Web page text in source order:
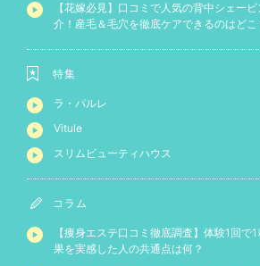
【花嫁必見】口コミで人気の背中シェー
介！産毛＆毛穴を徹底ケアできるのはどこ
特集
ラ・パルレ
Vitule
スリムビューティハウス
コラム
【痩身エステ口コミ徹底調査】体験1回で
果を実感した人の共通点は何？